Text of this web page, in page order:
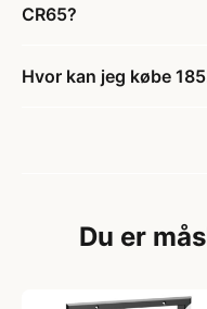
CR65?
Hvor kan jeg købe
Du er